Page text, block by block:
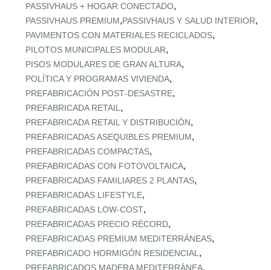
PASSIVHAUS + HOGAR CONECTADO,
PASSIVHAUS PREMIUM,PASSIVHAUS Y SALUD INTERIOR,
PAVIMENTOS CON MATERIALES RECICLADOS,
PILOTOS MUNICIPALES MODULAR,
PISOS MODULARES DE GRAN ALTURA,
POLÍTICA Y PROGRAMAS VIVIENDA,
PREFABRICACIÓN POST‑DESASTRE,
PREFABRICADA RETAIL ,
PREFABRICADA RETAIL Y DISTRIBUCIÓN,
PREFABRICADAS ASEQUIBLES PREMIUM,
PREFABRICADAS COMPACTAS,
PREFABRICADAS CON FOTOVOLTAICA,
PREFABRICADAS FAMILIARES 2 PLANTAS,
PREFABRICADAS LIFESTYLE,
PREFABRICADAS LOW‑COST,
PREFABRICADAS PRECIO RÉCORD,
PREFABRICADAS PREMIUM MEDITERRÁNEAS,
PREFABRICADO HORMIGÓN RESIDENCIAL ,
PREFABRICADOS MADERA MEDITERRÁNEA,